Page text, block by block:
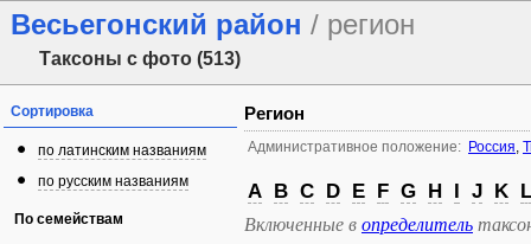
Весьегонский район / регион
Таксоны с фото (513)
Сортировка
по латинским названиям
по русским названиям
По семействам
Регион
Административное положение: Россия,
A B C D E F G H I J K L
Включенные в определитель